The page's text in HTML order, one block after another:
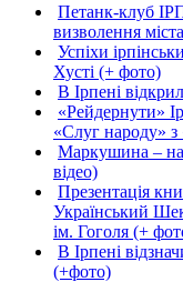
Петанк-клуб
визволення
Успіхи
Хусті (+ фото)
В Ірпені
«Рейдернути»
«Слуг народу» з
Маркушина –
відео)
Презентація
Український
ім. Гоголя (+
В Ірпені
(+фото)